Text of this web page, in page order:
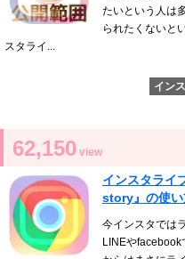
たいという人は
られたくないと
スタライ...
イン
62,150 view
インスタライ
story』の使い
今インスタでは
LINEやfacebook